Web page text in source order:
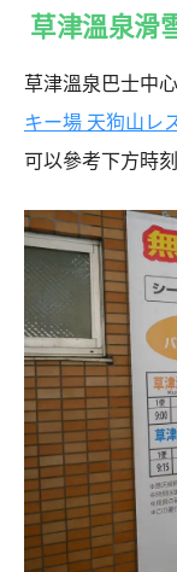
草津溫泉滑
草津溫泉巴士中
キー場 天狗山レ
可以參考下方時